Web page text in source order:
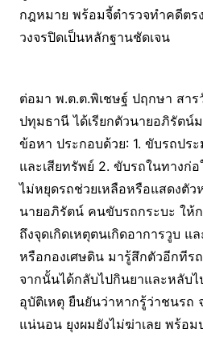
กฎหมาย พร้อมจี้ตำรวจทำคดีตร
วงจรปิดเป็นหลักฐานชัดเจน
ต่อมา พ.ต.ต.พิเชษฐ์ ปฤกษา สาร
ปทุมธานี ได้เรียกตัวนายอภิรัตน์
ข้อหา ประกอบด้วย: 1. ขับรถปร
และเสียทรัพย์ 2. ขับรถในทางก่อ
ไม่หยุดรถช่วยเหลือหรือแสดงตัว
นายอภิรัตน์ คนขับรถกระบะ ให้
ถึงจุดเกิดเหตุตนเกิดอาการวูบ
หรือกองเศษดิน มารู้สึกตัวอีกทีร
จากนั้นได้กลับไปกินยาและหลับไ
อุบัติเหตุ ยืนยันว่าหากรู้ว่าชนรถ
แน่นอน ยุงผมยังไม่ฆ่าเลย พร้อม